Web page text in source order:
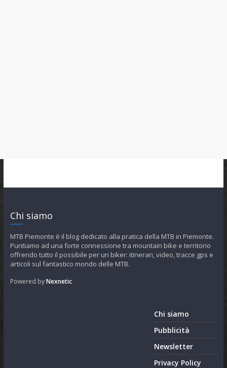
Chi siamo
MTB Piemonte è il blog dedicato alla pratica della MTB in Piemonte.
Puntiamo ad una forte connessione tra mountain bike e territorio
offrendo tutto il possibile per un biker: itinerari, video, tracce gps e
articoli sul fantastico mondo delle MTB.
Powered byNexnetic
Chi siamo
Pubblicità
Newsletter
Privacy Policy